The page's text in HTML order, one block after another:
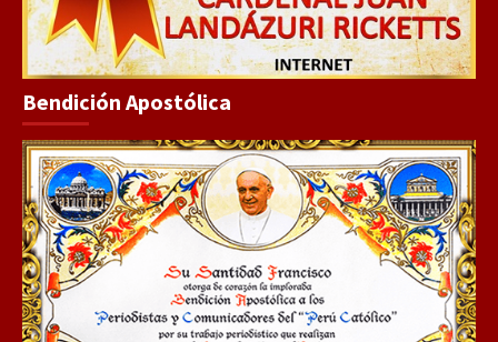
Bendición Apostólica